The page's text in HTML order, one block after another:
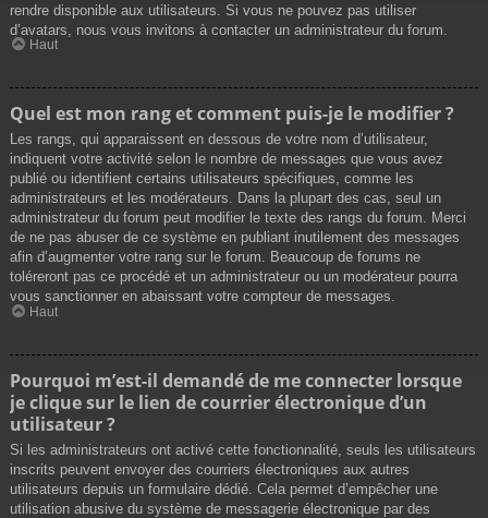
rendre disponible aux utilisateurs. Si vous ne pouvez pas utiliser
d’avatars, nous vous invitons à contacter un administrateur du forum.
Haut
Quel est mon rang et comment puis-je le modifier ?
Les rangs, qui apparaissent en dessous de votre nom d’utilisateur,
indiquent votre activité selon le nombre de messages que vous avez
publié ou identifient certains utilisateurs spécifiques, comme les
administrateurs et les modérateurs. Dans la plupart des cas, seul un
administrateur du forum peut modifier le texte des rangs du forum. Merci
de ne pas abuser de ce système en publiant inutilement des messages
afin d’augmenter votre rang sur le forum. Beaucoup de forums ne
toléreront pas ce procédé et un administrateur ou un modérateur pourra
vous sanctionner en abaissant votre compteur de messages.
Haut
Pourquoi m’est-il demandé de me connecter lorsque
je clique sur le lien de courrier électronique d’un
utilisateur ?
Si les administrateurs ont activé cette fonctionnalité, seuls les utilisateurs
inscrits peuvent envoyer des courriers électroniques aux autres
utilisateurs depuis un formulaire dédié. Cela permet d’empêcher une
utilisation abusive du système de messagerie électronique par des